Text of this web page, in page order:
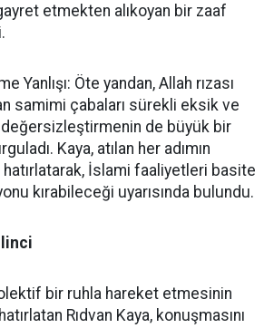
etmekten alıkoyan bir zaaf
Yanlışı: Öte yandan, Allah rızası
samimi çabaları sürekli eksik ve
de büyük bir
Kaya, atılan her adımın
İslami faaliyetleri basite
kırabileceği uyarısında bulundu.
bir ruhla hareket etmesinin
Rıdvan Kaya, konuşmasını